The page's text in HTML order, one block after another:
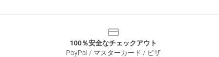
100％安全なチェックアウト
PayPal / マスターカード / ビザ